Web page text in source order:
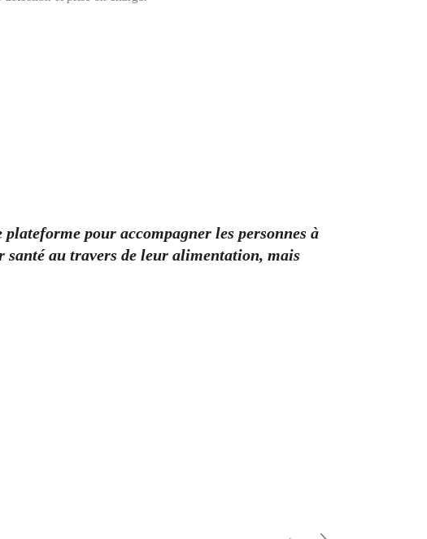
plateforme pour accompagner les personnes à
au travers de leur alimentation, mais